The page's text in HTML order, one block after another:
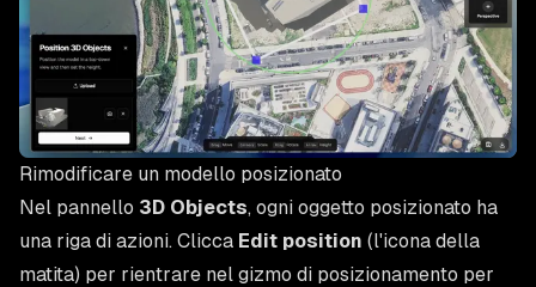
Rimodificare un modello posizionato
Nel pannello 3D Objects, ogni oggetto posizionato ha
una riga di azioni. Clicca Edit position (l'icona della
matita) per rientrare nel gizmo di posizionamento per